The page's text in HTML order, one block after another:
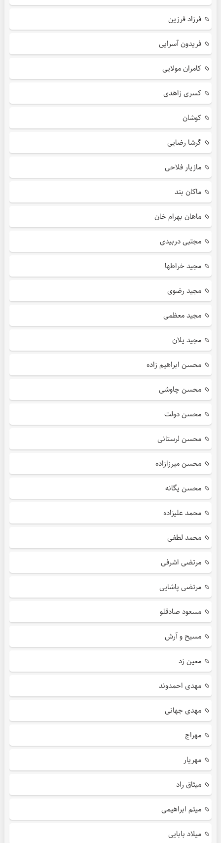
فرزاد فرزین
فریدون آسرایی
کامران مولایی
کسری زاهدی
کوشان
گرشا رضایی
مازیار فلاحی
ماکان بند
ماهان بهرام خان
مجتبی دربیدی
مجید خراطها
مجید رضوی
مجید معظمی
مجید یلان
محسن ابراهیم زاده
محسن چاوشی
محسن دولت
محسن لرستانی
محسن میرزازاده
محسن یگانه
محمد علیزاده
محمد لطفی
مرتضی اشرفی
مرتضی پاشایی
مسعود صادقلو
مسیح و آرش
معین زد
مهدی احمدوند
مهدی جهانی
مهراج
مهریار
میثاق راد
میثم ابراهیمی
میلاد بابایی